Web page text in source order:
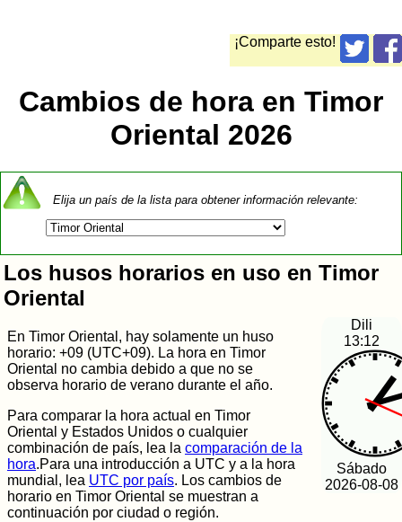
¡Comparte esto!
Cambios de hora en Timor
Oriental 2026
Elija un país de la lista para obtener información relevante:
Los husos horarios en uso en Timor
Oriental
Dili
13:12
Sábado
2026-08-08
En Timor Oriental, hay solamente un huso
horario: +09 (UTC+09). La hora en Timor
Oriental no cambia debido a que no se
observa horario de verano durante el año.
Para comparar la hora actual en Timor
Oriental y Estados Unidos o cualquier
combinación de país, lea la comparación de la
hora.Para una introducción a UTC y a la hora
mundial, lea UTC por país. Los cambios de
horario en Timor Oriental se muestran a
continuación por ciudad o región.